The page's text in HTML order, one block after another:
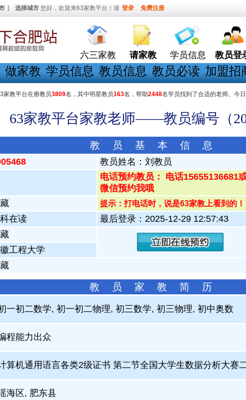
] 选择城市 您好，欢迎来63家教平台！请 登录 免费注册
六三家教 请家教 学员信息 教员登
做家教 学员信息 教员信息 教员必读 加盟招
家教平台在册教员3809名，其中明星教员163名，帮助2448名学员找到了合适的老师。今
63家教平台家教老师——教员编号（
教 员 基 本 信 息
教员姓名： 刘教员
电话预约教员： 电话15655136681
微信预约我哦
提示：打电话时，说是63家教上看到的！
在读
最后登录：2025-12-29 12:57:43
工程大学
教 员 家 教 简 历
一初二数学, 初一初二物理, 初三数学, 初三物理, 初中奥数
程能力出众
算机通用语言各类2级证书 第二节全国大学生数据分析大赛
海区, 肥东县